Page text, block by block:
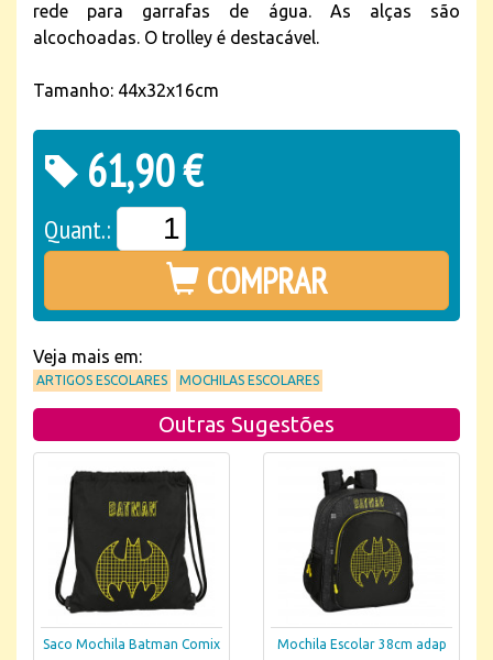
rede para garrafas de água. As alças são
alcochoadas. O trolley é destacável.
Tamanho: 44x32x16cm
61,90 €
Quant.:
COMPRAR
Veja mais em:
ARTIGOS ESCOLARES MOCHILAS ESCOLARES
Outras Sugestões
Saco Mochila Batman Comix
Mochila Escolar 38cm adap